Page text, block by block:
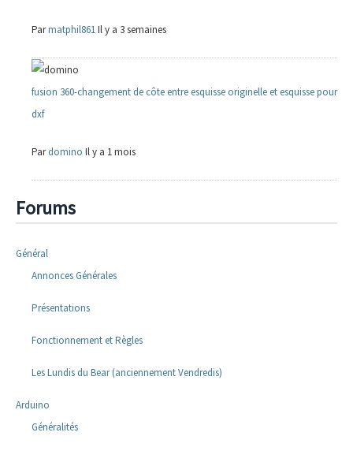
Parmatphil861Il y a 3 semaines
fusion 360-changement de côte entre esquisse originelle et esquisse pour
dxf
Pardomino Il y a 1 mois
Forums
Général
Annonces Générales
Présentations
Fonctionnement et Règles
Les Lundis du Bear (anciennement Vendredis)
Arduino
Généralités